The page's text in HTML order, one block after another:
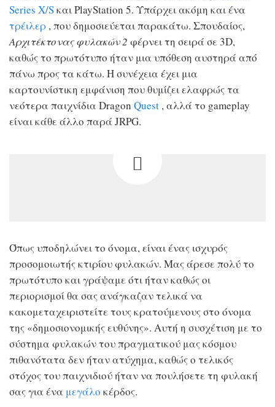
Series X/Sκαι PlayStation 5. Υπάρχει ακόμη και ένα
τρέιλερ , που δημοσιεύεται παρακάτω. Σπουδαίος,
Αρχιτέκτονας φυλακών 2 φέρνει τη σειρά σε 3D,
καθώς το πρωτότυπο ήταν μια υπόθεση αυστηρά από
πάνω προς τα κάτω. Η συνέχεια έχει μια
καρτουνίστικη εμφάνιση που θυμίζει ελαφρώς τα
νεότερα παιχνίδια Dragon Quest , αλλά το gameplay
είναι κάθε άλλο παρά JRPG.
Όπως υποδηλώνει το όνομα, είναι ένας ισχυρός
προσομοιωτής κτιρίου φυλακών. Μας άρεσε πολύ το
πρωτότυπο και γράψαμε ότι ήταν καθώς οι
περιορισμοί θα σας ανάγκαζαν τελικά να
κακομεταχειριστείτε τους κρατούμενους στο όνομα
της «δημοσιονομικής ευθύνης». Αυτή η συσχέτιση με το
σύστημα φυλακών του πραγματικού μας κόσμου
πιθανότατα δεν ήταν ατύχημα, καθώς ο τελικός
στόχος του παιχνιδιού ήταν να πουλήσετε τη φυλακή
σας για ένα μεγάλο κέρδος.